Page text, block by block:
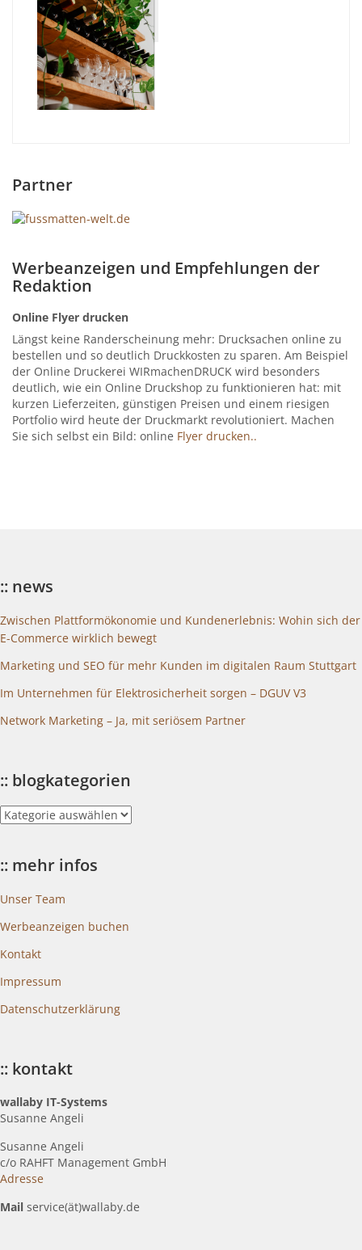
Partner
Werbeanzeigen und Empfehlungen der
Redaktion
Online Flyer drucken
Längst keine Randerscheinung mehr: Drucksachen online zu
bestellen und so deutlich Druckkosten zu sparen. Am Beispiel
der Online Druckerei WIRmachenDRUCK wird besonders
deutlich, wie ein Online Druckshop zu funktionieren hat: mit
kurzen Lieferzeiten, günstigen Preisen und einem riesigen
Portfolio wird heute der Druckmarkt revolutioniert. Machen
Sie sich selbst ein Bild: online Flyer drucken..
:: news
Zwischen Plattformökonomie und Kundenerlebnis: Wohin sich der
E-Commerce wirklich bewegt
Marketing und SEO für mehr Kunden im digitalen Raum Stuttgart
Im Unternehmen für Elektrosicherheit sorgen – DGUV V3
Network Marketing – Ja, mit seriösem Partner
:: blogkategorien
::
blogkategorien
:: mehr infos
Unser Team
Werbeanzeigen buchen
Kontakt
Impressum
Datenschutzerklärung
:: kontakt
wallaby IT-Systems
Susanne Angeli
Susanne Angeli
c/o RAHFT Management GmbH
Adresse
Mail service(ät)wallaby.de